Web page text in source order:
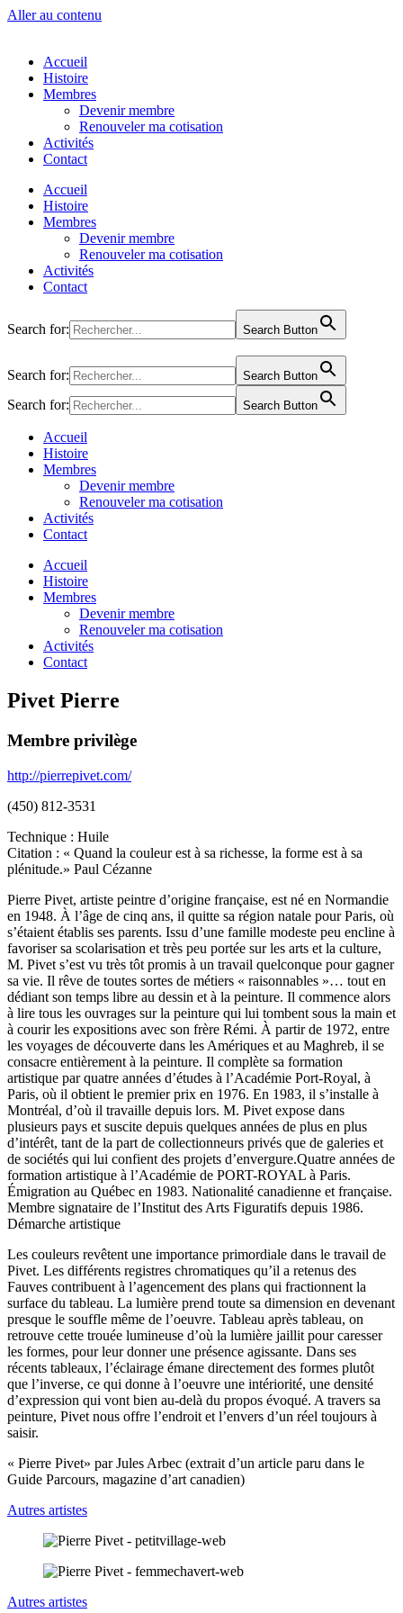
Aller au contenu
Accueil
Histoire
Membres
Devenir membre
Renouveler ma cotisation
Activités
Contact
Accueil
Histoire
Membres
Devenir membre
Renouveler ma cotisation
Activités
Contact
Search for: Search Button
Search for: Search Button
Search for: Search Button
Accueil
Histoire
Membres
Devenir membre
Renouveler ma cotisation
Activités
Contact
Accueil
Histoire
Membres
Devenir membre
Renouveler ma cotisation
Activités
Contact
Pivet Pierre
Membre privilège
http://pierrepivet.com/
(450) 812-3531
Technique : Huile
Citation : « Quand la couleur est à sa richesse, la forme est à sa
plénitude.» Paul Cézanne
Pierre Pivet, artiste peintre d’origine française, est né en Normandie
en 1948. À l’âge de cinq ans, il quitte sa région natale pour Paris, où
s’étaient établis ses parents. Issu d’une famille modeste peu encline à
favoriser sa scolarisation et très peu portée sur les arts et la culture,
M. Pivet s’est vu très tôt promis à un travail quelconque pour gagner
sa vie. Il rêve de toutes sortes de métiers « raisonnables »… tout en
dédiant son temps libre au dessin et à la peinture. Il commence alors
à lire tous les ouvrages sur la peinture qui lui tombent sous la main et
à courir les expositions avec son frère Rémi. À partir de 1972, entre
les voyages de découverte dans les Amériques et au Maghreb, il se
consacre entièrement à la peinture. Il complète sa formation
artistique par quatre années d’études à l’Académie Port-Royal, à
Paris, où il obtient le premier prix en 1976. En 1983, il s’installe à
Montréal, d’où il travaille depuis lors. M. Pivet expose dans
plusieurs pays et suscite depuis quelques années de plus en plus
d’intérêt, tant de la part de collectionneurs privés que de galeries et
de sociétés qui lui confient des projets d’envergure.Quatre années de
formation artistique à l’Académie de PORT-ROYAL à Paris.
Émigration au Québec en 1983. Nationalité canadienne et française.
Membre signataire de l’Institut des Arts Figuratifs depuis 1986.
Démarche artistique
Les couleurs revêtent une importance primordiale dans le travail de
Pivet. Les différents registres chromatiques qu’il a retenus des
Fauves contribuent à l’agencement des plans qui fractionnent la
surface du tableau. La lumière prend toute sa dimension en devenant
presque le souffle même de l’oeuvre. Tableau après tableau, on
retrouve cette trouée lumineuse d’où la lumière jaillit pour caresser
les formes, pour leur donner une présence agissante. Dans ses
récents tableaux, l’éclairage émane directement des formes plutôt
que l’inverse, ce qui donne à l’oeuvre une intériorité, une densité
d’expression qui vont bien au-delà du propos évoqué. A travers sa
peinture, Pivet nous offre l’endroit et l’envers d’un réel toujours à
saisir.
« Pierre Pivet» par Jules Arbec (extrait d’un article paru dans le
Guide Parcours, magazine d’art canadien)
Autres artistes
Autres artistes